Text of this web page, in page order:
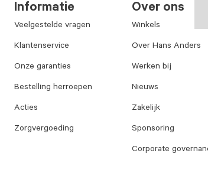
Informatie
Veelgestelde vragen
Klantenservice
Onze garanties
Bestelling herroepen
Acties
Zorgvergoeding
Over ons
Winkels
Over Hans Anders
Werken bij
Nieuws
Zakelijk
Sponsoring
Corporate